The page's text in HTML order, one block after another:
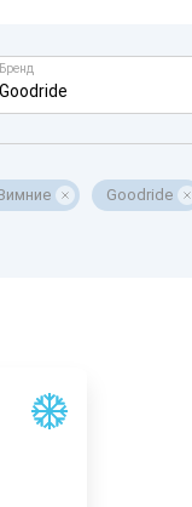
Goodride